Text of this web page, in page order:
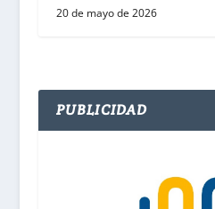
20 de mayo de 2026
PUBLICIDAD